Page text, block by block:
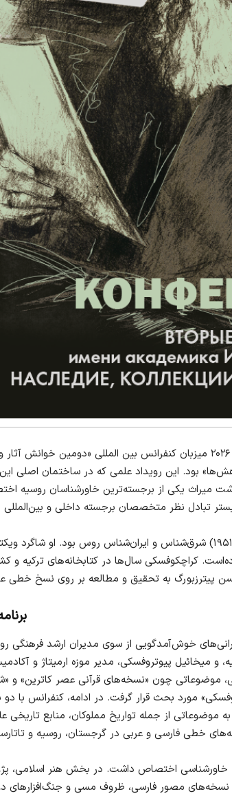
کتابخانه ملی روسیه از تاریخ ۱۶ تا ۱۸ مارس ۲۰۲۶ میزبان کنفرانس بین المللی «دومین
بود. این رویداد علمی که در ساختمان اصلی این
میراث یکی از برجسته‌ترین خاورشناسان روسیه
(۱۸۸۳ ـ ۱۹۵۱) شرق‌شناس و ایران‌شناس روس بود. او شاگرد
روس، بوده‌است. کراچکوفسکی سال‌ها در کتابخانه‌های ترکیه
خوش‌آمدگویی از سوی مدیران ارشد فرهنگی
و میخائیل پیوتروفسکی، مدیر موزه ارمیتاژ و
موضوعاتی چون «نسخه‌های قرآنی عصر کاترین» و
مورد بحث قرار گرفت. در ادامه، کنفرانس با
از جمله تواریخ مملوکان، منابع تاریخی
خاورشناسی اختصاص داشت. در بخش هنر اسلامی،
نسخه‌های مصور فارسی، ظروف مسی و جنگ‌افزارهای